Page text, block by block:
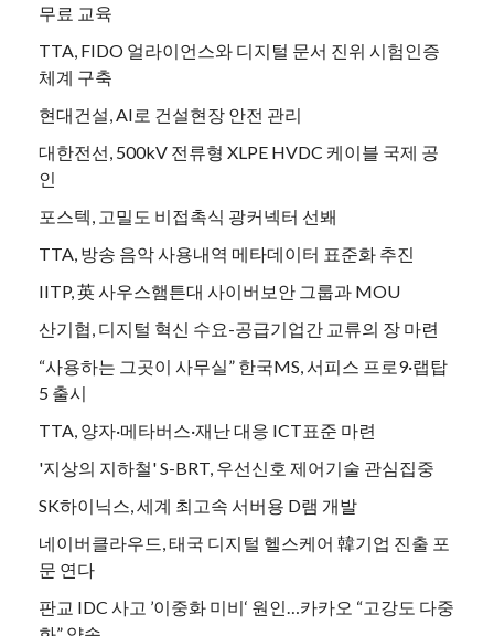
무료 교육
TTA, FIDO 얼라이언스와 디지털 문서 진위 시험인증
체계 구축
현대건설, AI로 건설현장 안전 관리
대한전선, 500kV 전류형 XLPE HVDC 케이블 국제 공
인
포스텍, 고밀도 비접촉식 광커넥터 선봬
TTA, 방송 음악 사용내역 메타데이터 표준화 추진
IITP, 英 사우스햄튼대 사이버보안 그룹과 MOU
산기협, 디지털 혁신 수요-공급기업간 교류의 장 마련
“사용하는 그곳이 사무실” 한국MS, 서피스 프로9·랩탑
5 출시
TTA, 양자·메타버스·재난 대응 ICT표준 마련
'지상의 지하철' S-BRT, 우선신호 제어기술 관심집중
SK하이닉스, 세계 최고속 서버용 D램 개발
네이버클라우드, 태국 디지털 헬스케어 韓기업 진출 포
문 연다
판교 IDC 사고 ’이중화 미비‘ 원인…카카오 “고강도 다중